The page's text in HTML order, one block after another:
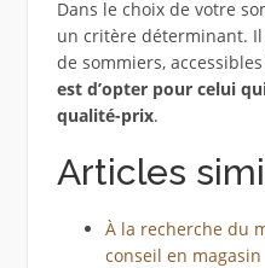
Dans le choix de votre
un critère déterminant.
de sommiers,
est d’opter pour celui
qualité-prix.
Articles
À la recherche du
conseil en magasin